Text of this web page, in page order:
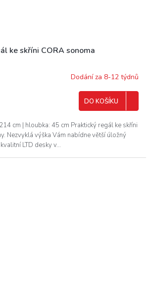
ke skříni CORA sonoma
Dodání za 8-12 týdnů
DO KOŠÍKU
cm | hloubka: 45 cm Praktický regál ke skříni
Nezvyklá výška Vám nabídne větší úložný
LTD desky v...